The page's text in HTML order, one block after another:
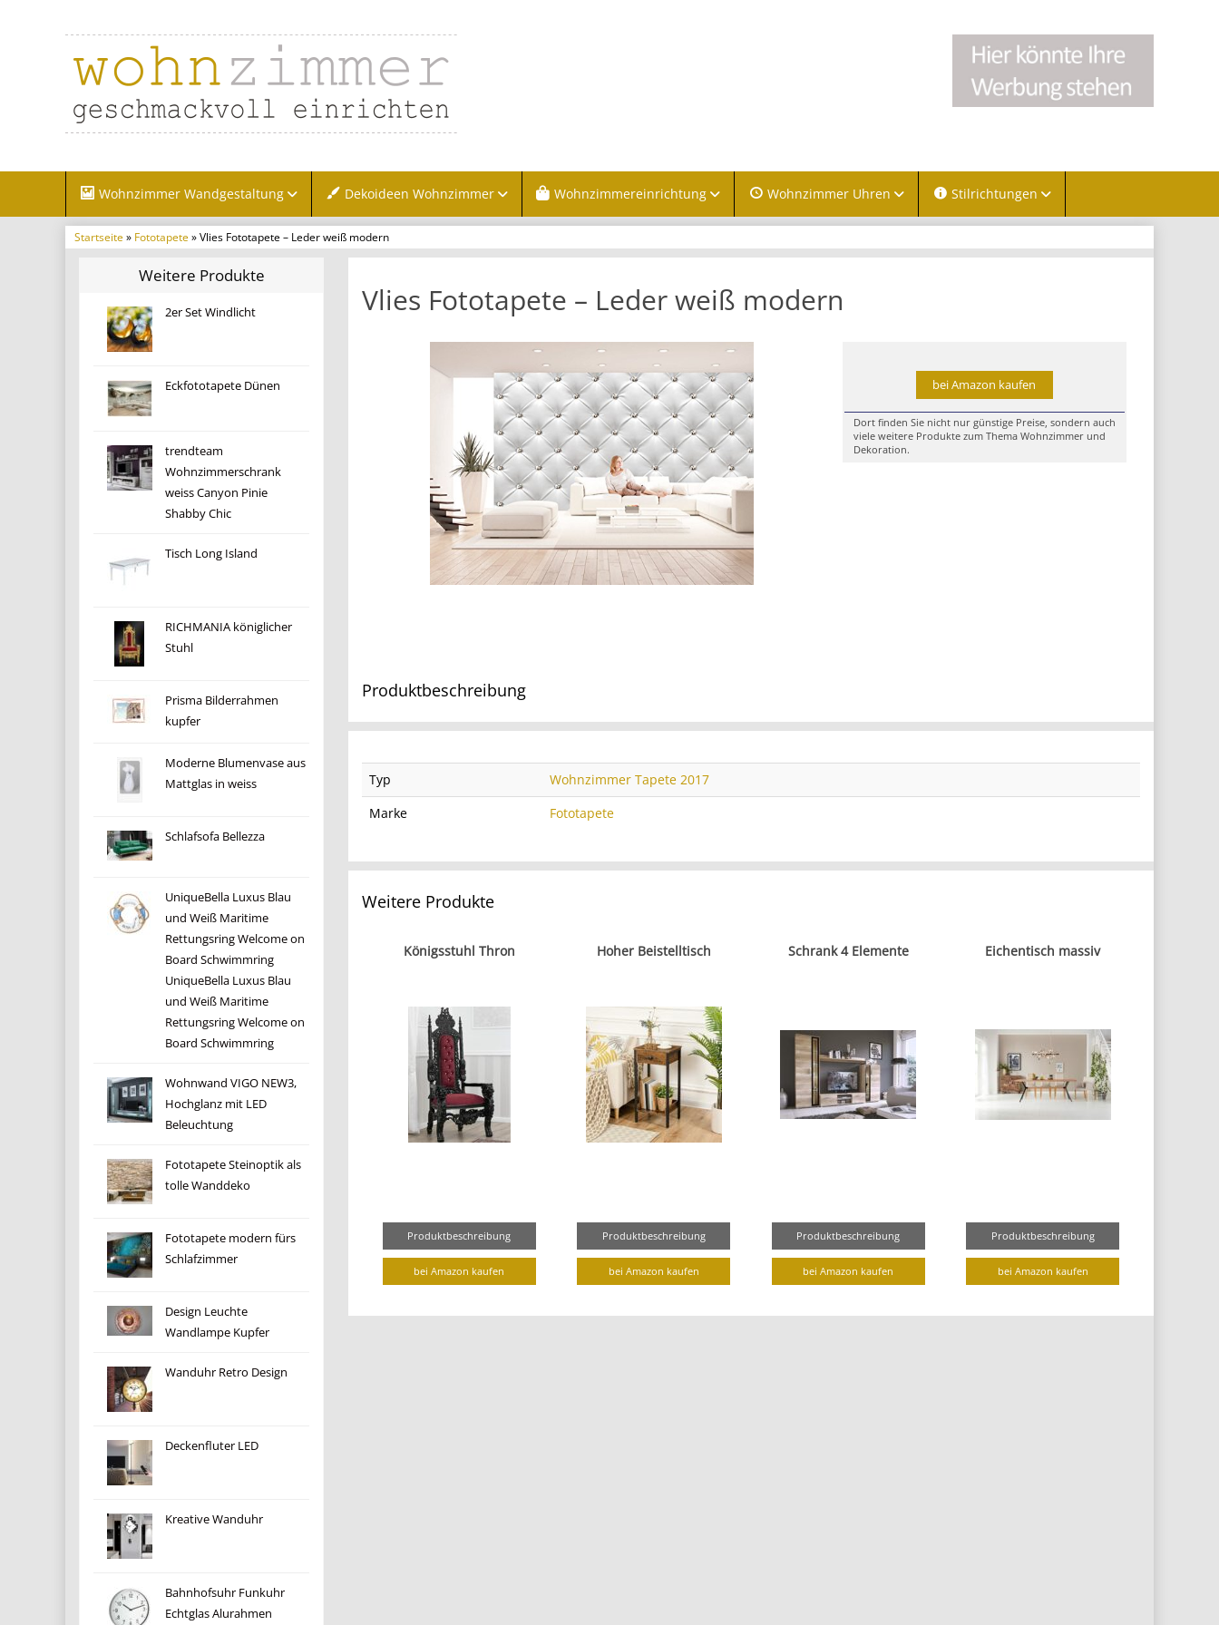
Wohnzimmer Wandgestaltung Dekoideen Wohnzimmer Wohnzimmereinrichtung Wohnzimmer Uhren Stilrichtungen
Startseite» Fototapete» Vlies Fototapete – Leder weiß modern
Weitere Produkte
2er Set Windlicht
Eckfototapete Dünen
trendteam
Wohnzimmerschrank
weiss Canyon Pinie
Shabby Chic
Tisch Long Island
RICHMANIA königlicher
Stuhl
Prisma Bilderrahmen
kupfer
Moderne Blumenvase aus
Mattglas in weiss
Schlafsofa Bellezza
UniqueBella Luxus Blau
und Weiß Maritime
Rettungsring Welcome on
Board Schwimmring
UniqueBella Luxus Blau
und Weiß Maritime
Rettungsring Welcome on
Board Schwimmring
Wohnwand VIGO NEW3,
Hochglanz mit LED
Beleuchtung
Fototapete Steinoptik als
tolle Wanddeko
Fototapete modern fürs
Schlafzimmer
Design Leuchte
Wandlampe Kupfer
Wanduhr Retro Design
Deckenfluter LED
Kreative Wanduhr
Bahnhofsuhr Funkuhr
Echtglas Alurahmen
Vlies Fototapete – Leder weiß modern
bei Amazon kaufen
Dort finden Sie nicht nur günstige Preise, sondern auch
viele weitere Produkte zum Thema Wohnzimmer und
Dekoration.
Produktbeschreibung
Typ
Wohnzimmer Tapete 2017
Marke
Fototapete
Weitere Produkte
Königsstuhl Thron
Produktbeschreibung
bei Amazon kaufen
Hoher Beistelltisch
Produktbeschreibung
bei Amazon kaufen
Schrank 4 Elemente
Produktbeschreibung
bei Amazon kaufen
Eichentisch massiv
Produktbeschreibung
bei Amazon kaufen